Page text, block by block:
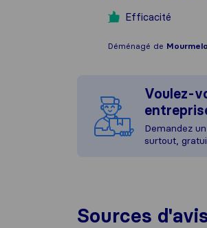
Efficacité
Déménagé de
Voulez-
Demandez
surtout,
Sources